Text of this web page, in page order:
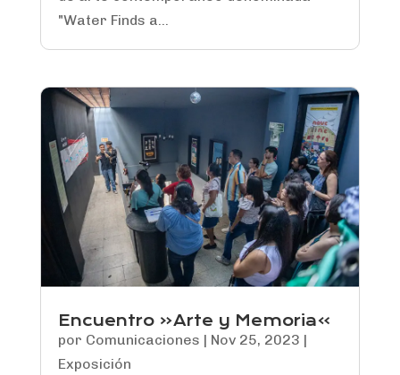
"Water Finds a...
Encuentro «Arte y Memoria»
por Comunicaciones | Nov 25, 2023 |
Exposición